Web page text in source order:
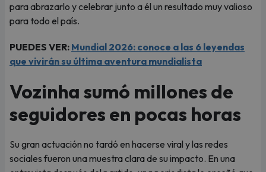
para abrazarlo y celebrar junto a él un resultado muy valioso
para todo el país.
PUEDES VER: Mundial 2026: conoce a las 6 leyendas
que vivirán su última aventura mundialista
Vozinha sumó millones de
seguidores en pocas horas
Su gran actuación no tardó en hacerse viral y las redes
sociales fueron una muestra clara de su impacto. En una